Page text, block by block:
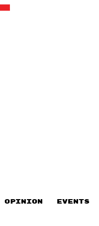
OPINION EVENTS